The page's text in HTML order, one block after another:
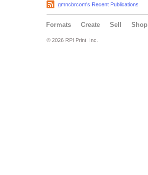
gmncbrcom's Recent Publications
Formats Create Sell Shop
© 2026 RPI Print, Inc.